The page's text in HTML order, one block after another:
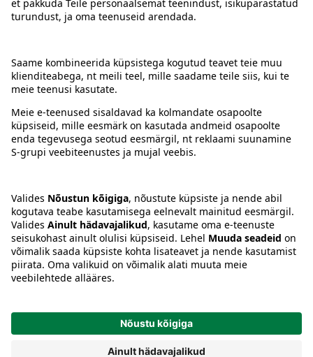
Juhised
Tingimused
Keel:ETENRU